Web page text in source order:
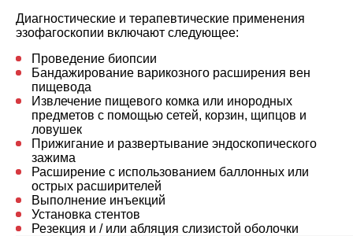
Диагностические и терапевтические применения
эзофагоскопии включают следующее:
Проведение биопсии
Бандажирование варикозного расширения вен
пищевода
Извлечение пищевого комка или инородных
предметов с помощью сетей, корзин, щипцов и
ловушек
Прижигание и развертывание эндоскопического
зажима
Расширение с использованием баллонных или
острых расширителей
Выполнение инъекций
Установка стентов
Резекция и / или абляция слизистой оболочки